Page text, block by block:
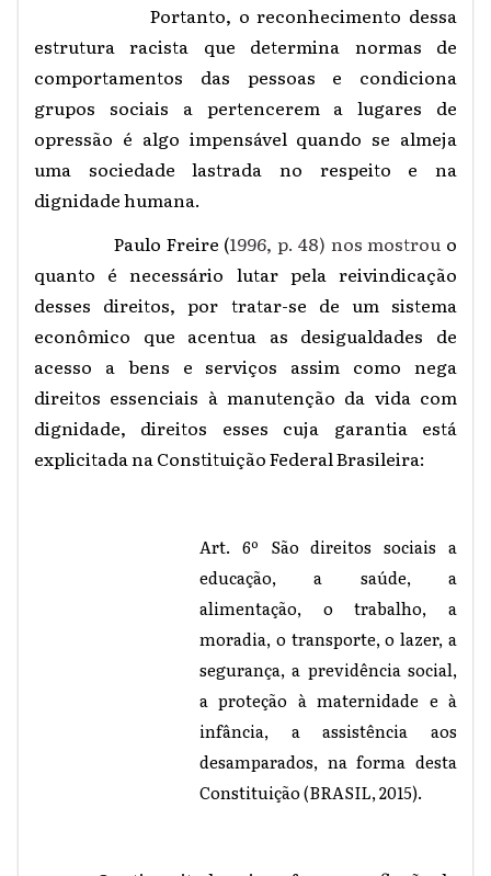
Portanto, o reconhecimento dessa
estrutura racista que determina normas de
comportamentos das pessoas e condiciona
grupos sociais a pertencerem a lugares de
opressão é algo impensável quando se almeja
uma sociedade lastrada no respeito e na
dignidade humana.
Paulo Freire (1996, p. 48) nos mostrou o
quanto é necessário lutar pela reivindicação
desses direitos, por tratar-se de um sistema
econômico que acentua as desigualdades de
acesso a bens e serviços assim como nega
direitos essenciais à manutenção da vida com
dignidade, direitos esses cuja garantia está
explicitada na Constituição Federal Brasileira:
Art. 6º São direitos sociais a
educação, a saúde, a
alimentação, o trabalho, a
moradia, o transporte, o lazer, a
segurança, a previdência social,
a proteção à maternidade e à
infância, a assistência aos
desamparados, na forma desta
Constituição (BRASIL, 2015).